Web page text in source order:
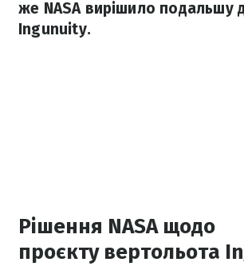
же NASA вирішило подальшу
Ingunuity.
Рішення NASA щодо
проєкту вертольота